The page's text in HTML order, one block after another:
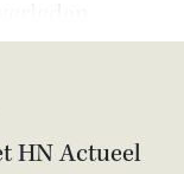
HN Actueel